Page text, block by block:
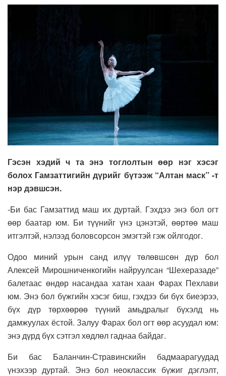
Гэсэн хэдий ч та энэ тоглолтын өөр нэг хэсэг
болох Гамзаттигийн дүрийг бүтээж “Алтан маск” -т
нэр дэвшсэн.
-Би бас Гамзаттид маш их дуртай. Гэхдээ энэ бол огт
өөр баатар юм. Би түүнийг үнэ цэнэтэй, өөртөө маш
итгэлтэй, нэлээд боловсорсон эмэгтэй гэж ойлгодог.
Одоо миний урын санд илүү төлөвшсөн дүр бол
Алексей Мирошниченкогийн найруулсан “Шехеразаде”
балетаас өндөр насандаа хатан хаан Фарах Пехлави
юм. Энэ бол бүжгийн хэсэг биш, гэхдээ би бүх биеэрээ,
бүх дүр төрхөөрөө түүний амьдралыг бүхэлд нь
дамжуулах ёстой. Залуу Фарах бол огт өөр асуудал юм:
энэ дүрд бүх сэтгэл хөдлөл гаднаа байдаг.
Би бас Баланчин-Стравинскийн бадмаарагуудад
үнэхээр дуртай. Энэ бол неоклассик бүжиг дэглэлт,